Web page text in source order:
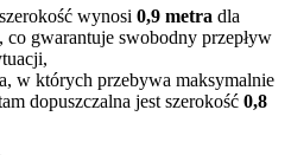
wynosi 0,9 metra dla
co gwarantuje swobodny przepływ
w których przebywa maksymalnie
dopuszczalna jest szerokość 0,8